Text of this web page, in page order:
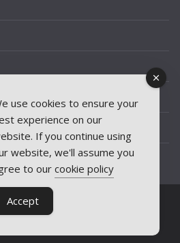
RADIO
use cookies to ensure your
experience on our
If you continue using
website, we'll assume you
to our cookie policy
Accept